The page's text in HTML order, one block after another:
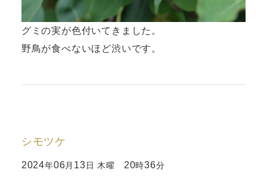
グミの実が色付いてきました。
野鳥が食べないほど渋いです。
シモツケ
2024年06 月 13 日 木曜 20時36分